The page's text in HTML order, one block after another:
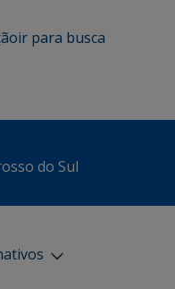
ir para busca
do Sul